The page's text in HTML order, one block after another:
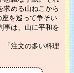
求める山ねこから
を巡って争そい
事は、山に平和を
「注文の多い料理